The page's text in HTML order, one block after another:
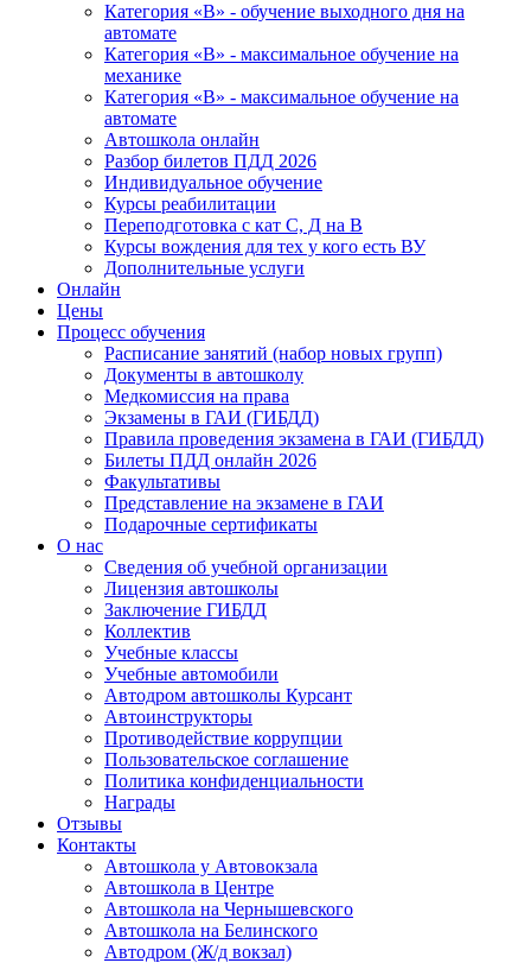
Категория «B» - обучение выходного дня на
автомате
Категория «B» - максимальное обучение на
механике
Категория «B» - максимальное обучение на
автомате
Автошкола онлайн
Разбор билетов ПДД 2026
Индивидуальное обучение
Курсы реабилитации
Переподготовка с кат С, Д на В
Курсы вождения для тех у кого есть ВУ
Дополнительные услуги
Онлайн
Цены
Процесс обучения
Расписание занятий (набор новых групп)
Документы в автошколу
Медкомиссия на права
Экзамены в ГАИ (ГИБДД)
Правила проведения экзамена в ГАИ (ГИБДД)
Билеты ПДД онлайн 2026
Факультативы
Представление на экзамене в ГАИ
Подарочные сертификаты
О нас
Сведения об учебной организации
Лицензия автошколы
Заключение ГИБДД
Коллектив
Учебные классы
Учебные автомобили
Автодром автошколы Курсант
Автоинструкторы
Противодействие коррупции
Пользовательское соглашение
Политика конфиденциальности
Награды
Отзывы
Контакты
Автошкола у Автовокзала
Автошкола в Центре
Автошкола на Чернышевского
Автошкола на Белинского
Автодром (Ж/д вокзал)